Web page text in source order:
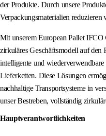
der Produkte. Durch unsere
Verpackungsmaterialien
Mit unserem European Pallet
zirkuläres Geschäftsmodell auf den
intelligente und
Lieferketten. Diese Lösungen
nachhaltige Transportsysteme in
unser Bestreben, vollständig
Hauptverantwortlichkeiten